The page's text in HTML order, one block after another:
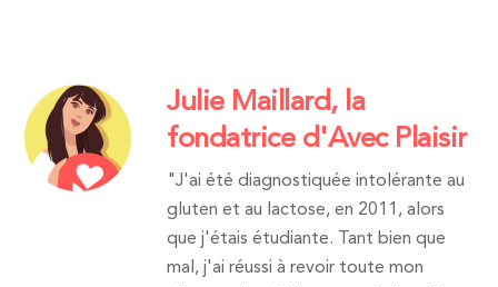
Julie Maillard, la
fondatrice d'Avec Plaisir
"J'ai été diagnostiquée intolérante au
gluten et au lactose, en 2011, alors
que j'étais étudiante. Tant bien que
mal, j'ai réussi à revoir toute mon